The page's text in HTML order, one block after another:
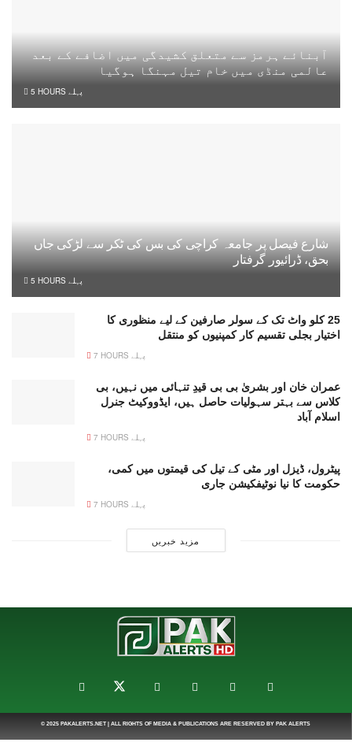
آبنائے ہرمز سے متعلق کشیدگی میں اضافے کے بعد
عالمی منڈی میں خام تیل مہنگا ہوگیا
5 HOURS پہلے
شارع فیصل پر جامعہ کراچی کی بس کی ٹکر سے لڑکی جاں
بحق، ڈرائیور گرفتار
5 HOURS پہلے
25 کلو واٹ تک کے سولر صارفین کے لیے منظوری کا
اختیار بجلی تقسیم کار کمپنیوں کو منتقل
7 HOURS پہلے
عمران خان اور بشریٰ بی بی قیدِ تنہائی میں نہیں، بی
کلاس سے بہتر سہولیات حاصل ہیں، ایڈووکیٹ جنرل
اسلام آباد
7 HOURS پہلے
پیٹرول، ڈیزل اور مٹی کے تیل کی قیمتوں میں کمی،
حکومت کا نیا نوٹیفکیشن جاری
7 HOURS پہلے
مزید خبریں
© 2025 PAKALERTS.NET| ALL RIGHTS OF MEDIA & PUBLICATIONS ARE RESERVED BY PAK ALERTS